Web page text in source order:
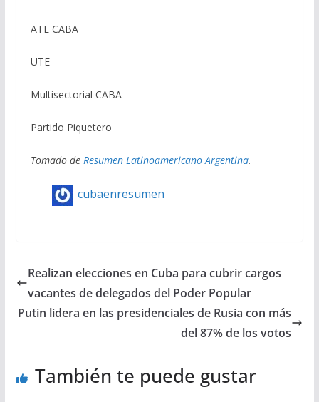
ATE CABA
UTE
Multisectorial CABA
Partido Piquetero
Tomado de Resumen Latinoamericano Argentina.
cubaenresumen
Realizan elecciones en Cuba para cubrir cargos
vacantes de delegados del Poder Popular
Putin lidera en las presidenciales de Rusia con más
del 87% de los votos
También te puede gustar